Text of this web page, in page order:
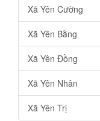
Xã Yên Cường
Xã Yên Bằng
Xã Yên Đồng
Xã Yên Nhân
Xã Yên Trị